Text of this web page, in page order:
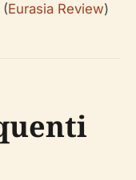
Eurasia Review)